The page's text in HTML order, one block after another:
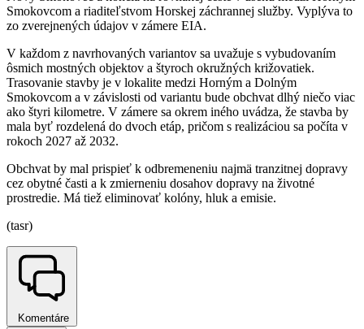
Smokovcom a riaditeľstvom Horskej záchrannej služby. Vyplýva to
zo zverejnených údajov v zámere EIA.
V každom z navrhovaných variantov sa uvažuje s vybudovaním
ôsmich mostných objektov a štyroch okružných križovatiek.
Trasovanie stavby je v lokalite medzi Horným a Dolným
Smokovcom a v závislosti od variantu bude obchvat dlhý niečo viac
ako štyri kilometre. V zámere sa okrem iného uvádza, že stavba by
mala byť rozdelená do dvoch etáp, pričom s realizáciou sa počíta v
rokoch 2027 až 2032.
Obchvat by mal prispieť k odbremeneniu najmä tranzitnej dopravy
cez obytné časti a k zmierneniu dosahov dopravy na životné
prostredie. Má tiež eliminovať kolóny, hluk a emisie.
(tasr)
Komentáre